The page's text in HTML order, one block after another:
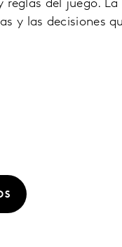
del juego. La
y las decisiones